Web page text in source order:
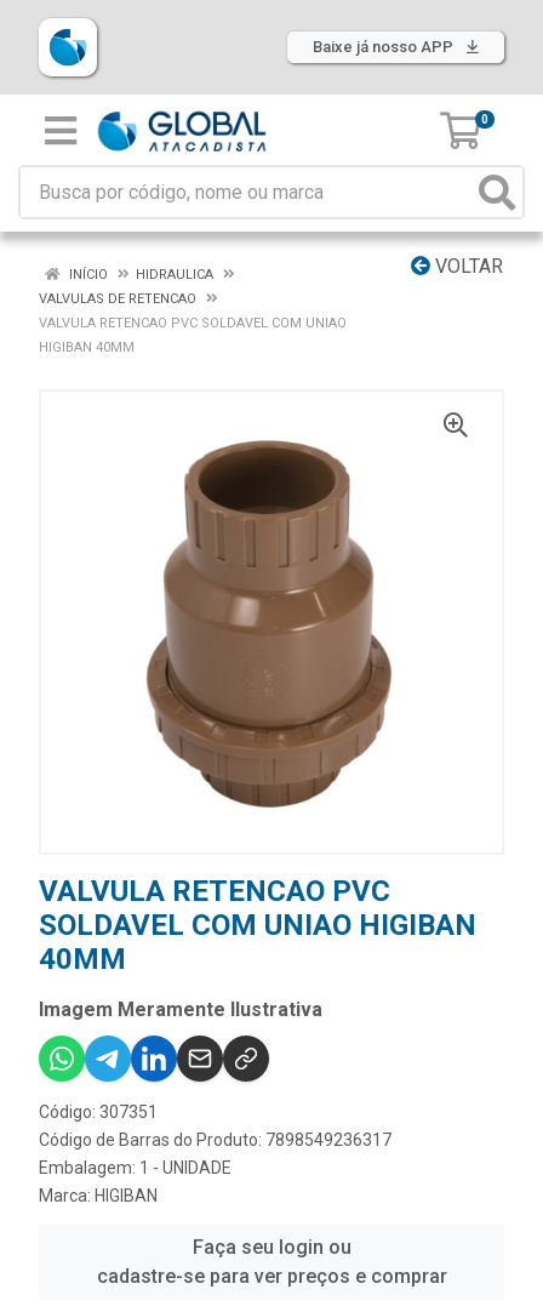
Baixe já nosso APP
0
VOLTAR
INÍCIO
HIDRAULICA
VALVULAS DE RETENCAO
VALVULA RETENCAO PVC SOLDAVEL COM UNIAO
HIGIBAN 40MM
VALVULA RETENCAO PVC
SOLDAVEL COM UNIAO HIGIBAN
40MM
Imagem Meramente Ilustrativa
Código: 307351
Código de Barras do Produto: 7898549236317
Embalagem: 1 - UNIDADE
Marca: HIGIBAN
Faça seu login ou
cadastre-se para ver preços e comprar